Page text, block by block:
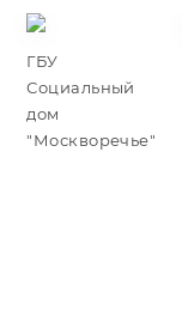
ГБУ
Социальный
дом
"Москворечье"